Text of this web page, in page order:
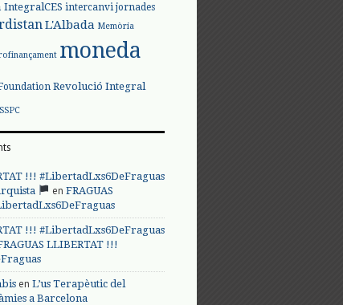
IntegralCES intercanvi jornades
L'Albada Memòria
moneda
Revolució Integral
SSPC
!!! #LibertadLxs6DeFraguas
en FRAGUAS
!!! #LibertadLxs6DeFraguas
LLIBERTAT !!!
en L’us Terapèutic del
a Barcelona